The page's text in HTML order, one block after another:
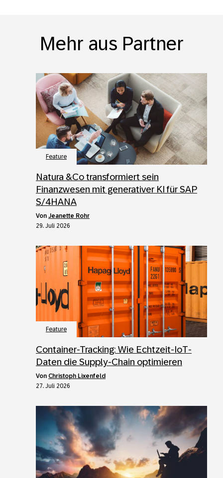
Mehr aus Partner
Feature
Natura &Co transformiert sein
Finanzwesen mit generativer KI für SAP
S/4HANA
von Jeanette Rohr
29. Juli 2026
Feature
Container-Tracking: Wie Echtzeit-IoT-
Daten die Supply-Chain optimieren
von Christoph Lixenfeld
27. Juli 2026